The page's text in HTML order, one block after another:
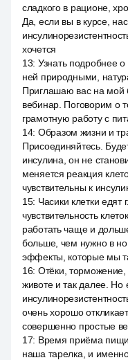
сладкого в рационе,
Да, если вы в курсе,
хочется
13: Узнать подробнее
ней природными,
Приглашаю вас на мой
вебинар. Поговорим о
грамотную работу с
14: Образом жизни и
Присоединяйтесь.
инсулина, он не
меняется реакция
чувствительны к
15: Часики клетки едят
чувствительность
работать чаще и
больше, чем нужно в
эффекты, которые мы
16: Отёки,
животе и так далее. Но
очень хорошо
совершенно простые
17: Время приёма пищи,
наша тарелка, и